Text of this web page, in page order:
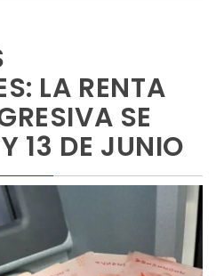
LA RENTA
SE
13 DE JUNIO